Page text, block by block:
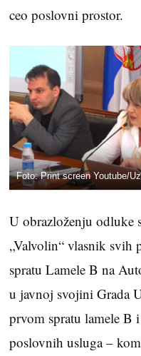
ceo poslovni prostor.
Foto: Print screen Youtube/
U obrazloženju odluke
„Valvolin“ vlasnik svih
spratu Lamele B na
u javnoj svojini Grada
prvom spratu lamele B
poslovnih usluga –